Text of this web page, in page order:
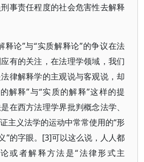
事责任程度的社会危害性去解释
释论”与“实质解释论”的争议在法
有的关注，在法理学领域，我们
律解释学的主观说与客观说，却
解释”与“实质的解释”这样的提
在西方法理学界批判概念法学、
主义法学的运动中常常使用的“形
”的字眼。[3]可以这么说，人人都
或者解释方法是“法律形式主